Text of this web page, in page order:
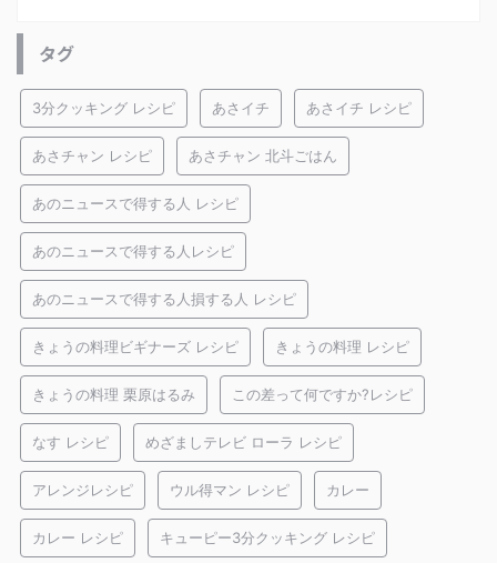
タグ
3分クッキング レシピ あさイチ あさイチ レシピ
あさチャン レシピ あさチャン 北斗ごはん
あのニュースで得する人 レシピ
あのニュースで得する人レシピ
あのニュースで得する人損する人 レシピ
きょうの料理ビギナーズ レシピ きょうの料理 レシピ
きょうの料理 栗原はるみ この差って何ですか?レシピ
なす レシピ めざましテレビ ローラ レシピ
アレンジレシピ ウル得マン レシピ カレー
カレー レシピ キューピー3分クッキング レシピ